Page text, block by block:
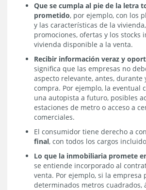
Que se cumpla al pie de la letra
prometido, por ejemplo, con los
y las características de la
promociones, ofertas y los stocks
vivienda disponible a la venta.
Recibir información veraz y
significa que las empresas no
aspecto relevante, antes, durante
compra. Por ejemplo, la eventual
una autopista a futuro, posibles
estaciones de metro o acceso a
comerciales.
El consumidor tiene derecho a
final, con todos los cargos
Lo que la inmobiliaria promete
se entiende incorporado al
venta. Por ejemplo, si la empresa
determinados metros cuadrados,